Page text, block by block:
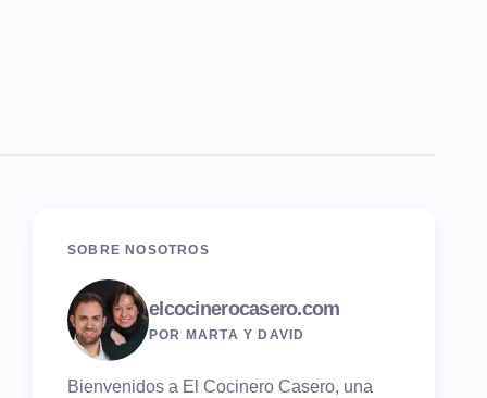
SOBRE NOSOTROS
elcocinerocasero.com
POR MARTA Y DAVID
Bienvenidos a El Cocinero Casero, una